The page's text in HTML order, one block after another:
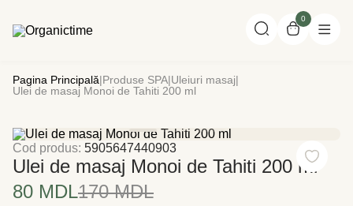
0
Pagina Principală|Produse SPA|Uleiuri masaj|
Ulei de masaj Monoi de Tahiti 200 ml
Cod produs: 5905647440903
Ulei de masaj Monoi de Tahiti 200 ml
80 MDL170 MDL